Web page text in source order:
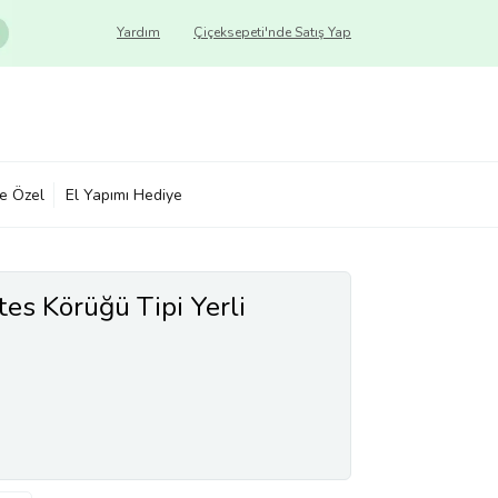
Çiçeksepeti'nde Satış Yap
Yardım
Özel El Yapımı Hediye
Körüğü Tipi Yerli